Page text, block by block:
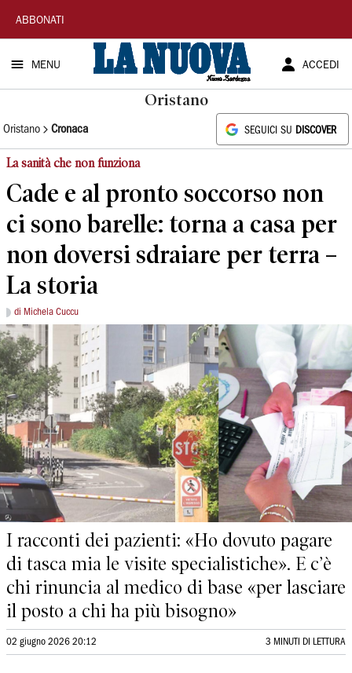
La
Nuova
Sardegna
ABBONATI
MENU ACCEDI
Oristano
Oristano Cronaca SEGUICI SU DISCOVER
La sanità che non funziona
Cade e al pronto soccorso non
ci sono barelle: torna a casa per
non doversi sdraiare per terra –
La storia
di Michela Cuccu
I racconti dei pazienti: «Ho dovuto pagare
di tasca mia le visite specialistiche». E c’è
chi rinuncia al medico di base «per lasciare
il posto a chi ha più bisogno»
02 giugno 2026 20:12 3 MINUTI DI LETTURA